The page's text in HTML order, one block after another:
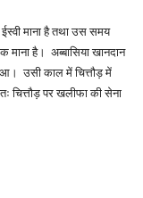
माना है तथा उस समय
माना है। अब्बासिया खानदान
उसी काल में चित्तौड़ में
चित्तौड़ पर खलीफा की सेना